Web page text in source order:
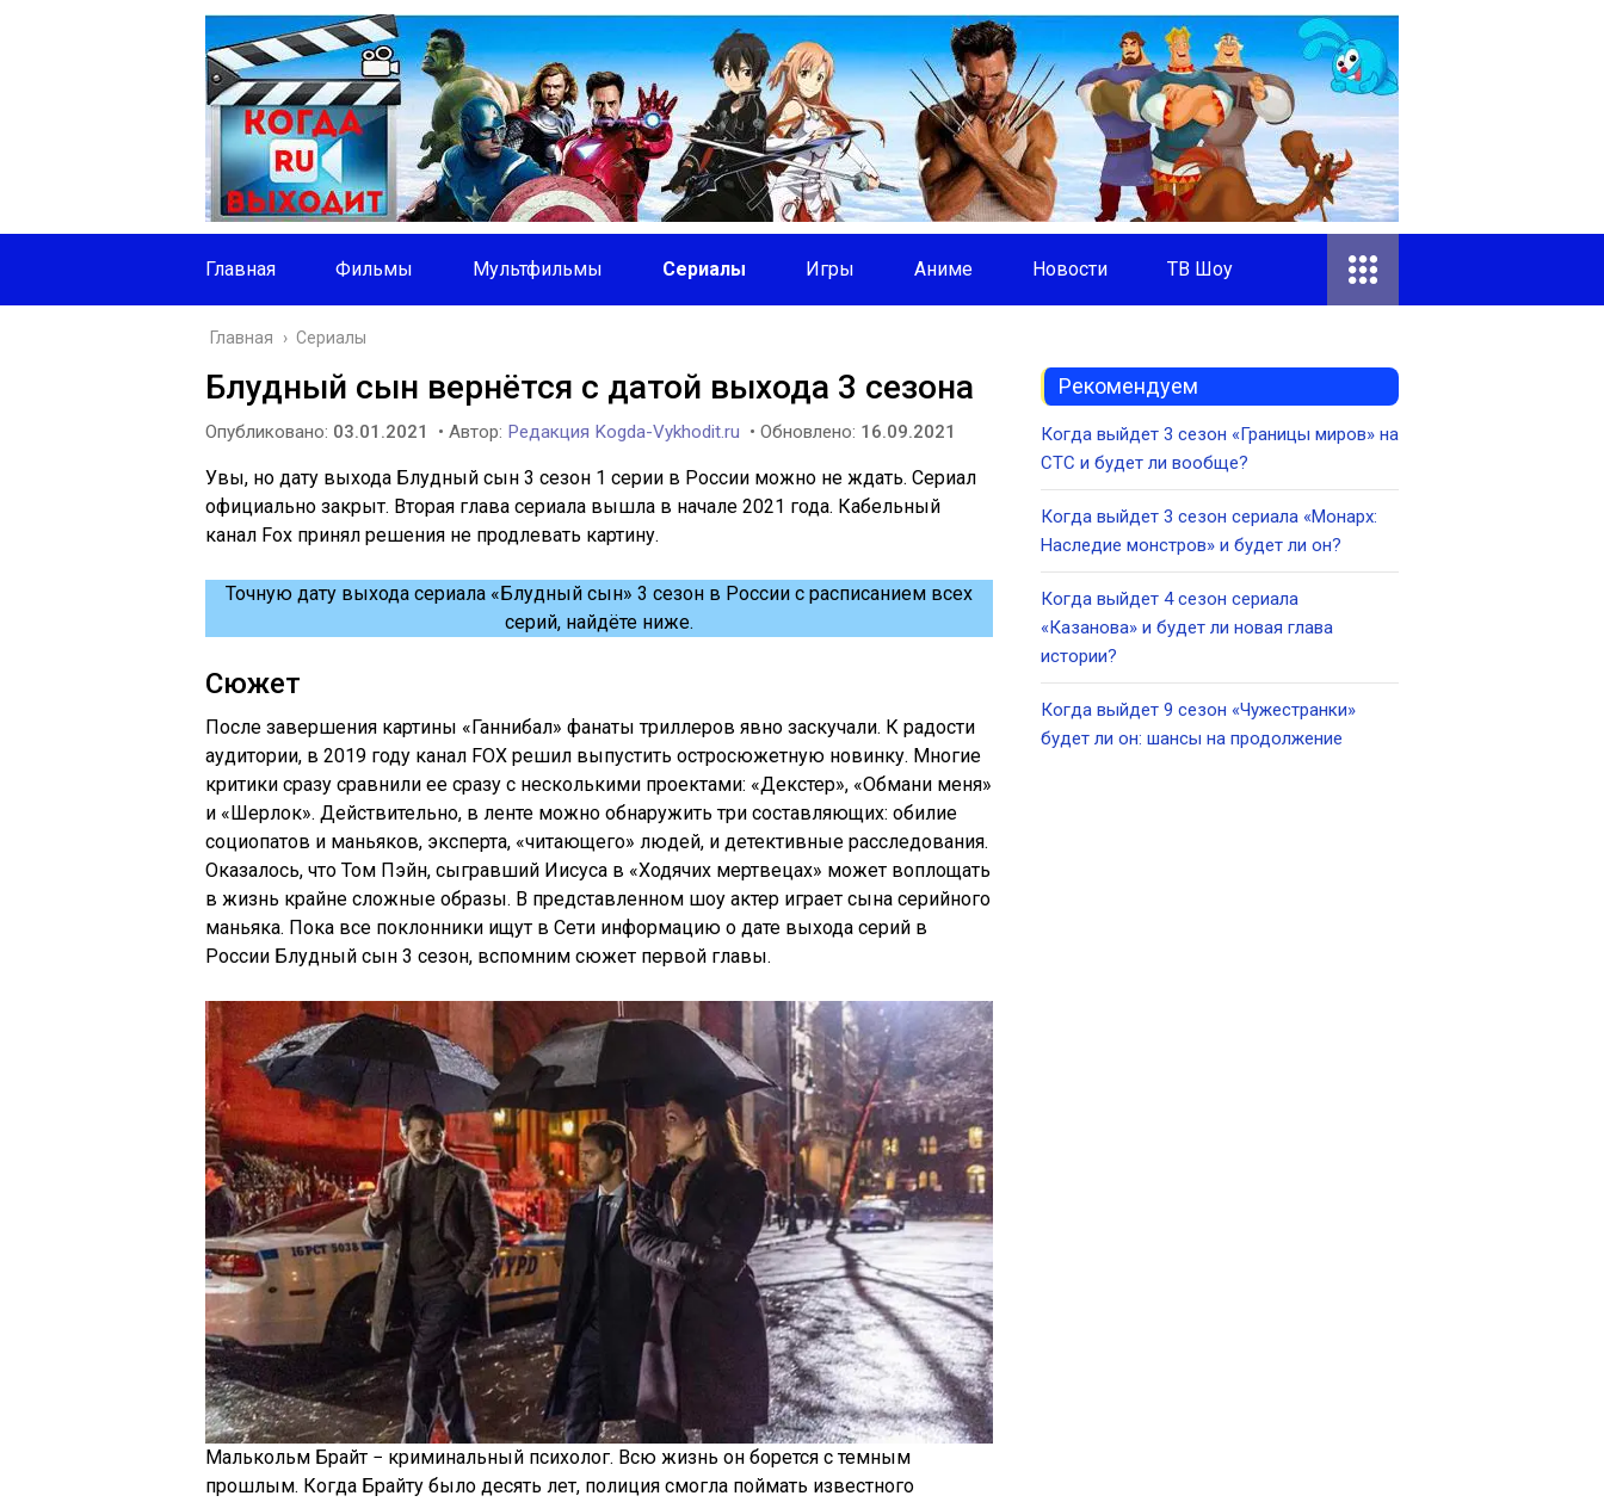
Главная Фильмы Мультфильмы Сериалы Игры Аниме Новости ТВ Шоу
Главная › Сериалы
Блудный сын вернётся с датой выхода 3 сезона
Опубликовано: 03.01.2021 • Автор: Редакция Kogda-Vykhodit.ru • Обновлено: 16.09.2021
Увы, но дату выхода Блудный сын 3 сезон 1 серии в России можно не ждать. Сериал
официально закрыт. Вторая глава сериала вышла в начале 2021 года. Кабельный
канал Fox принял решения не продлевать картину.
Точную дату выхода сериала «Блудный сын» 3 сезон в России с расписанием всех
серий, найдёте ниже.
Сюжет
После завершения картины «Ганнибал» фанаты триллеров явно заскучали. К радости
аудитории, в 2019 году канал FOX решил выпустить остросюжетную новинку. Многие
критики сразу сравнили ее сразу с несколькими проектами: «Декстер», «Обмани меня»
и «Шерлок». Действительно, в ленте можно обнаружить три составляющих: обилие
социопатов и маньяков, эксперта, «читающего» людей, и детективные расследования.
Оказалось, что Том Пэйн, сыгравший Иисуса в «Ходячих мертвецах» может воплощать
в жизнь крайне сложные образы. В представленном шоу актер играет сына серийного
маньяка. Пока все поклонники ищут в Сети информацию о дате выхода серий в
России Блудный сын 3 сезон, вспомним сюжет первой главы.
Малькольм Брайт − криминальный психолог. Всю жизнь он борется с темным
прошлым. Когда Брайту было десять лет, полиция смогла поймать известного
Рекомендуем
Когда выйдет 3 сезон «Границы миров» на
СТС и будет ли вообще?
Когда выйдет 3 сезон сериала «Монарх:
Наследие монстров» и будет ли он?
Когда выйдет 4 сезон сериала
«Казанова» и будет ли новая глава
истории?
Когда выйдет 9 сезон «Чужестранки»
будет ли он: шансы на продолжение